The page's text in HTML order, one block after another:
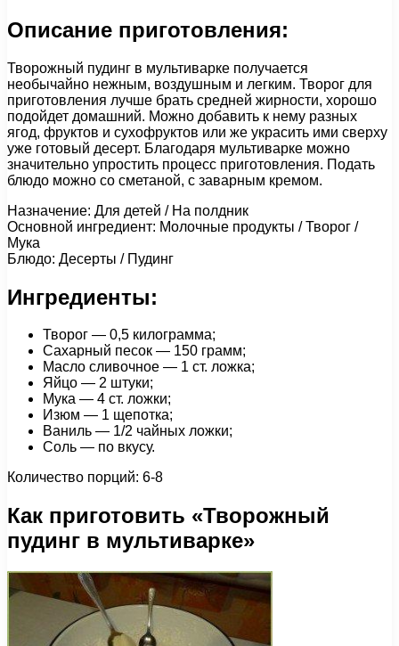
Описание приготовления:
Творожный пудинг в мультиварке получается
необычайно нежным, воздушным и легким. Творог для
приготовления лучше брать средней жирности, хорошо
подойдет домашний. Можно добавить к нему разных
ягод, фруктов и сухофруктов или же украсить ими сверху
уже готовый десерт. Благодаря мультиварке можно
значительно упростить процесс приготовления. Подать
блюдо можно со сметаной, с заварным кремом.
Назначение: Для детей / На полдник
Основной ингредиент: Молочные продукты / Творог /
Мука
Блюдо: Десерты / Пудинг
Ингредиенты:
Творог — 0,5 килограмма;
Сахарный песок — 150 грамм;
Масло сливочное — 1 ст. ложка;
Яйцо — 2 штуки;
Мука — 4 ст. ложки;
Изюм — 1 щепотка;
Ваниль — 1/2 чайных ложки;
Соль — по вкусу.
Количество порций: 6-8
Как приготовить «Творожный
пудинг в мультиварке»